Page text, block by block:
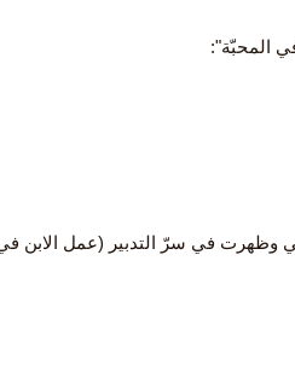
وظهرت في سرّ التدبير (عمل الابن